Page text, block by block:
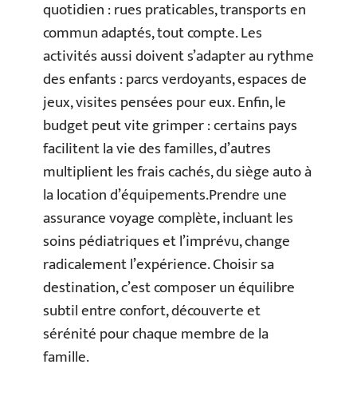
quotidien : rues praticables, transports en
commun adaptés, tout compte. Les
activités aussi doivent s’adapter au rythme
des enfants : parcs verdoyants, espaces de
jeux, visites pensées pour eux. Enfin, le
budget peut vite grimper : certains pays
facilitent la vie des familles, d’autres
multiplient les frais cachés, du siège auto à
la location d’équipements.Prendre une
assurance voyage complète, incluant les
soins pédiatriques et l’imprévu, change
radicalement l’expérience. Choisir sa
destination, c’est composer un équilibre
subtil entre confort, découverte et
sérénité pour chaque membre de la
famille.